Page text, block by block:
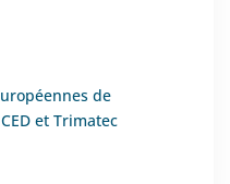
de
et Trimatec